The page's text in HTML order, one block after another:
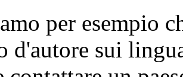
per esempio
d'autore sui